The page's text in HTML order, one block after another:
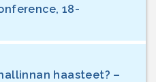
18-
haasteet? –